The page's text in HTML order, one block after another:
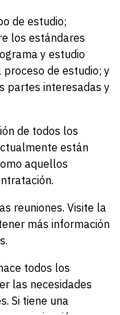
de estudio;
los estándares
y estudio
de estudio; y
partes interesadas y
de todos los
están
aquellos
reuniones. Visite la
más información
todos los
las necesidades
Si tiene una